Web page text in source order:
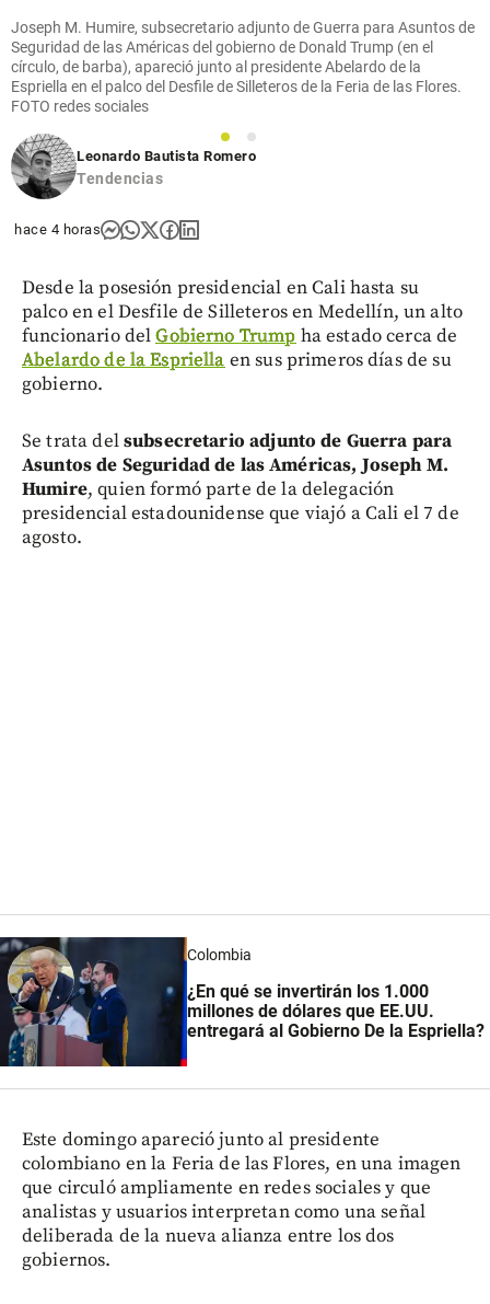
Joseph M. Humire, subsecretario adjunto de Guerra para Asuntos de
Seguridad de las Américas del gobierno de Donald Trump (en el
círculo, de barba), apareció junto al presidente Abelardo de la
Espriella en el palco del Desfile de Silleteros de la Feria de las Flores.
FOTO redes sociales
1
2
Leonardo Bautista Romero
Tendencias
hace 4 horas
Desde la posesión presidencial en Cali hasta su
palco en el Desfile de Silleteros en Medellín, un alto
funcionario delGobierno Trump ha estado cerca de
Abelardo de la Espriella en sus primeros días de su
gobierno.
Se trata delsubsecretario adjunto de Guerra para
Asuntos de Seguridad de las Américas, Joseph M.
Humire, quien formó parte de la delegación
presidencial estadounidense que viajó a Cali el 7 de
agosto.
Colombia
¿En qué se invertirán los 1.000
millones de dólares que EE.UU.
entregará al Gobierno De la Espriella?
Este domingo apareció junto al presidente
colombiano en la Feria de las Flores, en una imagen
que circuló ampliamente en redes sociales y que
analistas y usuarios interpretan como una señal
deliberada de la nueva alianza entre los dos
gobiernos.